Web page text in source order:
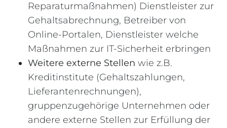
Reparaturmaßnahmen) Dienstleister zur
Gehaltsabrechnung, Betreiber von
Online-Portalen, Dienstleister welche
Maßnahmen zur IT-Sicherheit erbringen
Weitere externe Stellen wie z.B.
Kreditinstitute (Gehaltszahlungen,
Lieferantenrechnungen),
gruppenzugehörige Unternehmen oder
andere externe Stellen zur Erfüllung der